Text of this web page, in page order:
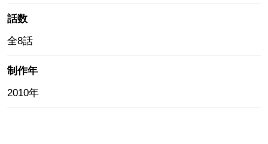
話数
全8話
制作年
2010年